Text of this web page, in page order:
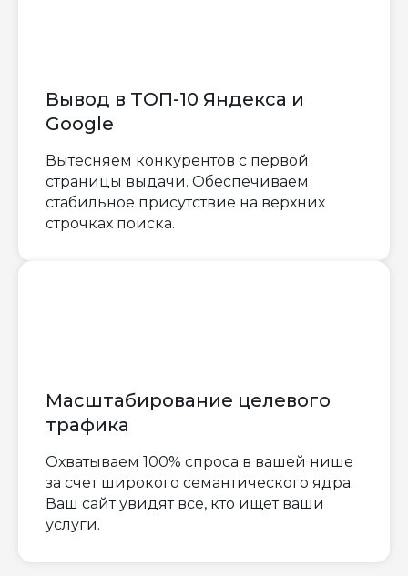
Вывод в ТОП-10 Яндекса и
Google
Вытесняем конкурентов с первой
страницы выдачи. Обеспечиваем
стабильное присутствие на верхних
строчках поиска.
Масштабирование целевого
трафика
Охватываем 100% спроса в вашей нише
за счет широкого семантического ядра.
Ваш сайт увидят все, кто ищет ваши
услуги.